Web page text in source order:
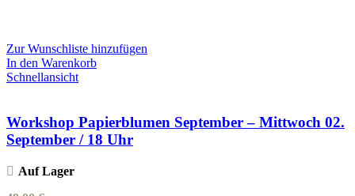
Zur Wunschliste hinzufügen
In den Warenkorb
Schnellansicht
Workshop Papierblumen September – Mittwoch 02.
September / 18 Uhr
Auf Lager